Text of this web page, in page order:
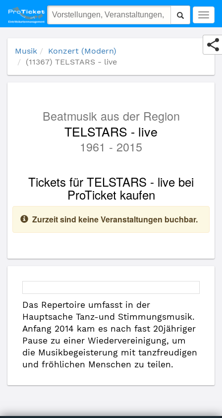
(11367) TELSTARS - live
Musik
Konzert (Modern)
(11367) TELSTARS - live
Beatmusik aus der Region
TELSTARS - live
1961 - 2015
Tickets für TELSTARS - live bei
ProTicket kaufen
Zurzeit sind keine Veranstaltungen buchbar.
Das Repertoire umfasst in der
Hauptsache Tanz-und Stimmungsmusik.
Anfang 2014 kam es nach fast 20jähriger
Pause zu einer Wiedervereinigung, um
die Musikbegeisterung mit tanzfreudigen
und fröhlichen Menschen zu teilen.